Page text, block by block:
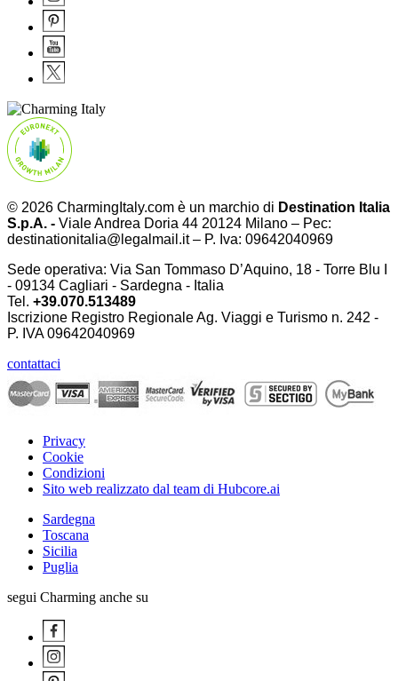
© 2026 CharmingItaly.com è un marchio di Destination Italia
S.p.A. - Viale Andrea Doria 44 20124 Milano – Pec:
destinationitalia@legalmail.it – P. Iva: 09642040969
Sede operativa: Via San Tommaso D’Aquino, 18 - Torre Blu I
- 09134 Cagliari - Sardegna - Italia
Tel. +39.070.513489
Iscrizione Registro Regionale Ag. Viaggi e Turismo n. 242 -
P. IVA09642040969
contattaci
Privacy
Cookie
Condizioni
Sito web realizzato dal team di Hubcore.ai
Sardegna
Toscana
Sicilia
Puglia
segui Charming anche su